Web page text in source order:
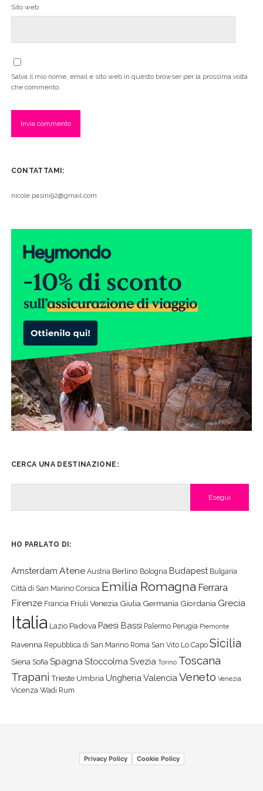
Sito web
Salva il mio nome, email e sito web in questo browser per la prossima volta
che commento.
CONTATTAMI:
nicole.pasini92@gmail.com
CERCA UNA DESTINAZIONE:
HO PARLATO DI:
Amsterdam Atene Austria Berlino Bologna Budapest Bulgaria
Città di San Marino Corsica Emilia Romagna Ferrara
Firenze Francia Friuli Venezia Giulia Germania Giordania Grecia
Italia Lazio Padova Paesi Bassi Palermo Perugia Piemonte
Ravenna Repubblica di San Marino Roma San Vito Lo Capo Sicilia
Siena Sofia Spagna Stoccolma Svezia Torino Toscana
Trapani Trieste Umbria Ungheria Valencia Veneto Venezia
Vicenza Wadi Rum
Privacy Policy Cookie Policy